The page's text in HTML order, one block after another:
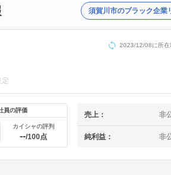
須賀川市のブラック企業
2023/12/08に所在
定
員の評価
カイシャの評判
--/100点
売上： 非
純利益： 非